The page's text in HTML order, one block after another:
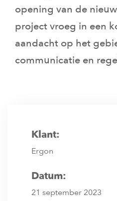
opening van de
project vroeg in een
aandacht op het
communicatie en
Klant:
Ergon
Datum:
21 september 2023